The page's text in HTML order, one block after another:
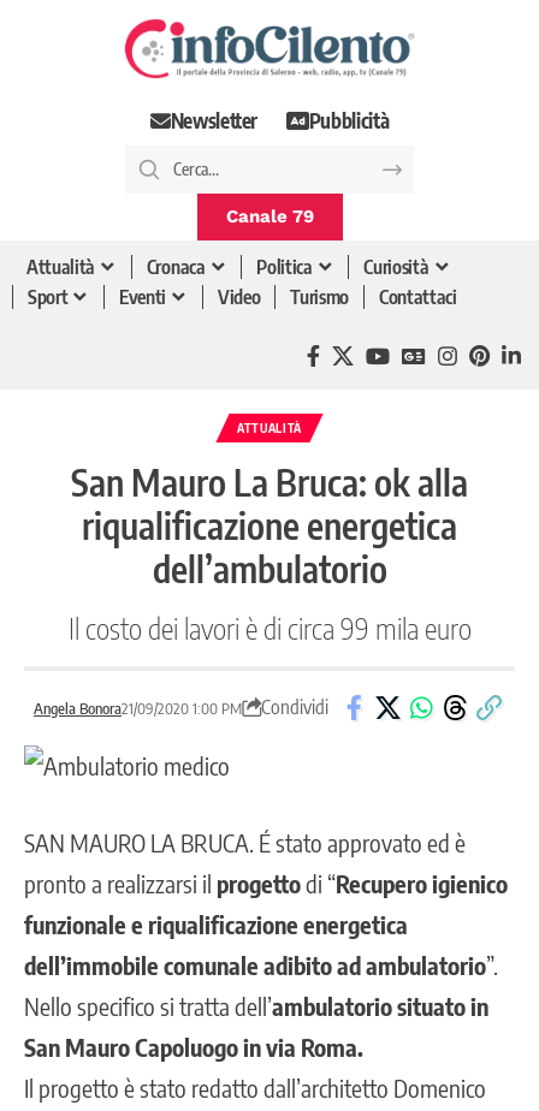
Newsletter Pubblicità
Canale 79
Attualità Cronaca Politica
Curiosità
Sport
Eventi Video Turismo Contattaci
ATTUALITÀ
San Mauro La Bruca: ok alla
riqualificazione energetica
dell’ambulatorio
Il costo dei lavori è di circa 99 mila euro
Angela Bonora21/09/2020 1:00 PM Condividi
SAN MAURO LA BRUCA . É stato approvato ed è
pronto a realizzarsi il progettodi “Recupero igienico
funzionale e riqualificazione energetica
dell’immobile comunale adibito ad ambulatorio”.
Nello specifico si tratta dell’ambulatorio situato in
San Mauro Capoluogo in via Roma.
Il progetto è stato redatto dall’architetto Domenico